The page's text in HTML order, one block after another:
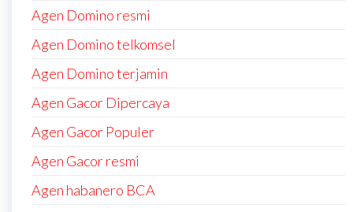
Agen Domino resmi
Agen Domino telkomsel
Agen Domino terjamin
Agen Gacor Dipercaya
Agen Gacor Populer
Agen Gacor resmi
Agen habanero BCA